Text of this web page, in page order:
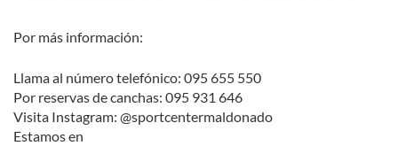
Por más información:
Llama al número telefónico: 095 655 550
Por reservas de canchas: 095 931 646
Visita Instagram: @sportcentermaldonado
Estamos en